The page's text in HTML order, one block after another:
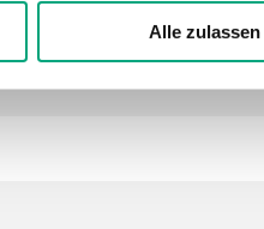
Alle zulassen